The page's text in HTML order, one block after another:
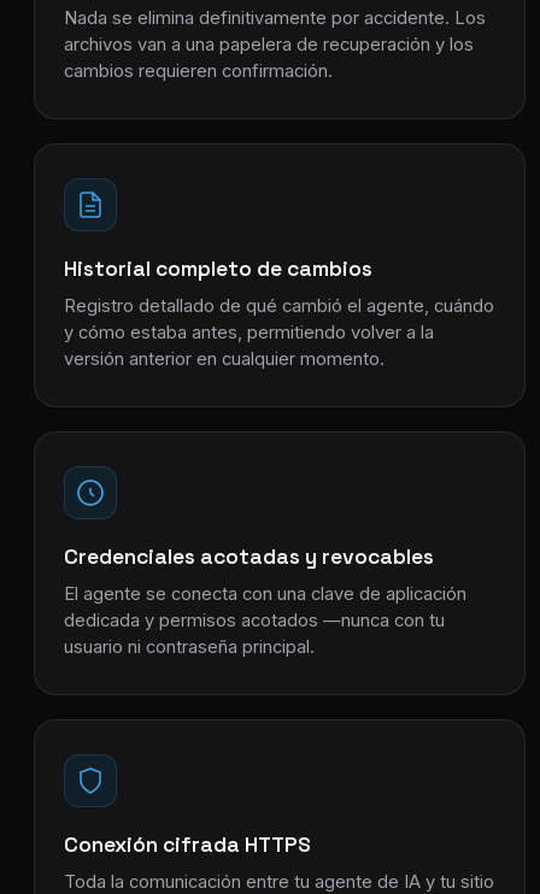
Nada se elimina definitivamente por accidente. Los
archivos van a una papelera de recuperación y los
cambios requieren confirmación.
Historial completo de cambios
Registro detallado de qué cambió el agente, cuándo
y cómo estaba antes, permitiendo volver a la
versión anterior en cualquier momento.
Credenciales acotadas y revocables
El agente se conecta con una clave de aplicación
dedicada y permisos acotados —nunca con tu
usuario ni contraseña principal.
Conexión cifrada HTTPS
Toda la comunicación entre tu agente de IA y tu sitio